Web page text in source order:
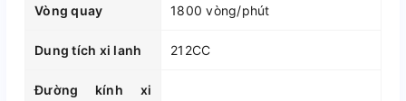
Vòng quay 1800 vòng/phút
Dung tích xi lanh 212CC
Đường kính xi